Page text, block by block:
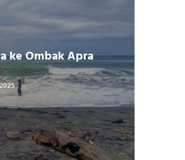
ke Ombak Apra